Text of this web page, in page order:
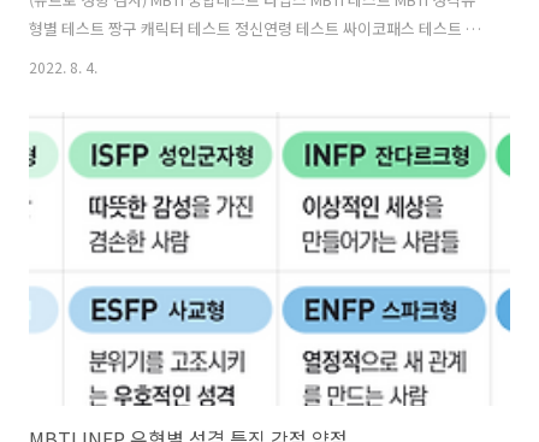
형별 테스트 짱구 캐릭터 테스트 정신연령 테스트 싸이코패스 테스트 요
즘사람 테스트 MBTI INTP 유형별 성격 특징에 대해 알아보도록 하겠습
테스 ✅ 대표 표현 : 아이디어 뱅크, 관조형, ✅ 성격 특징 : INTP 선호경향
이 있는 사람들은 조용하고 과묵하나 관심이 있는 분야에 대해서는 말을
잘합니다. 사람들을 중심으로 한 가치보다는 아이디어에 관심이 많으며
매우 분석적이고 논리적이며 객관적 비평을 잘합니다. 일의 원리와 아이
디어에 관심이 많으며, 실체보다는 실체가 안고 있..
2022. 8. 4.